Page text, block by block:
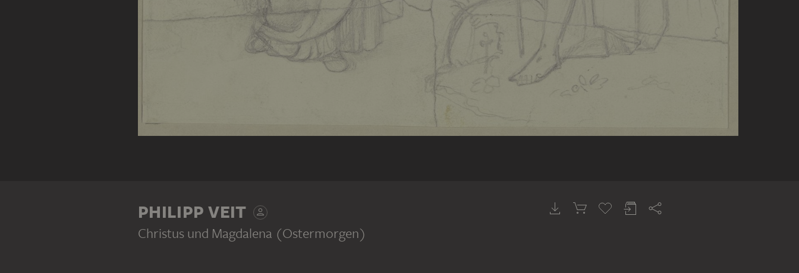
PHILIPP VEIT
Christus und Magdalena (Ostermorgen)